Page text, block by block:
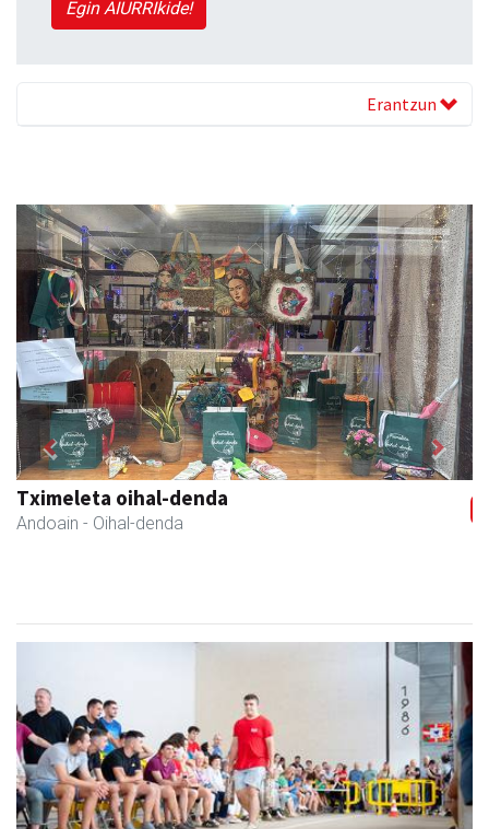
Egin AIURRIkide!
Erantzun
La Salle Berrozpe Ikastetxea
Andoain - Hezkuntza
Previous Next